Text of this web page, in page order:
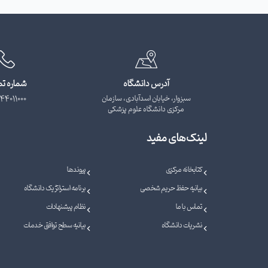
آدرس دانشگاه
سبزوار، خیابان اسدآبادی، سازمان
مرکزی دانشگاه علوم پزشکی
شماره
لینک‌های مفید
کتابخانه مرکزی
پیوندها
بیانیه حفظ حریم شخصی
برنامه استراتژیک دانشگاه
تماس با ما
نظام پیشنهادات
نشریات دانشگاه
بیانیه سطح توافق خدمات